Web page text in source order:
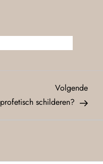
Volgende
profetisch schilderen?